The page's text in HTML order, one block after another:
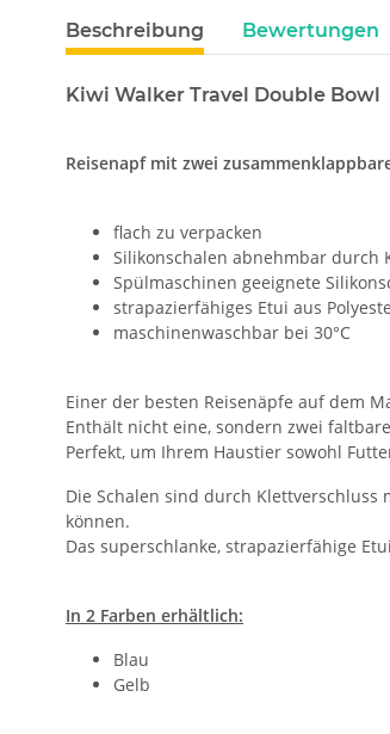
Beschreibung Bewertungen
Kiwi Walker Travel Double Bowl
Reisenapf mit zwei
flach zu verpacken
Silikonschalen abnehmbar durch
Spülmaschinen geeignete
strapazierfähiges Etui aus
maschinenwaschbar bei 30°C
Einer der besten Reisenäpfe auf dem
Enthält nicht eine, sondern zwei
Perfekt, um Ihrem Haustier sowohl
Die Schalen sind durch
können.
Das superschlanke, strapazierfähige
In 2 Farben erhältlich:
Blau
Gelb